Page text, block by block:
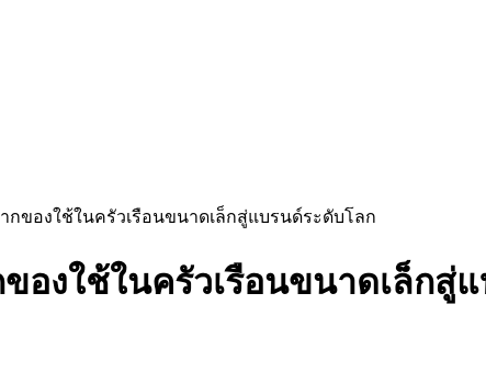
ากของใช้ในครัวเรือนขนาดเล็กสู่แบรนด์ระดับโลก
องใช้ในครัวเรือนขนาดเล็กสู่